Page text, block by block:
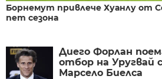
Борнемут привлече Хуанлу от
пет сезона
Диего Форлан
отбор на Уругвай
Марсело Биелса